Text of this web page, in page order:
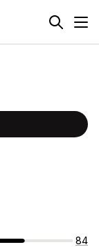
84